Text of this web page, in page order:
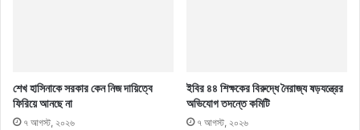
শেখ হাসিনাকে সরকার কেন নিজ দায়িত্বে
ফিরিয়ে আনছে না
৭ আগস্ট, ২০২৬
ইবির ৪৪ শিক্ষকের বিরুদ্ধে নৈরাজ্য ষড়যন্ত্রের
অভিযোগ তদন্তে কমিটি
৭ আগস্ট, ২০২৬